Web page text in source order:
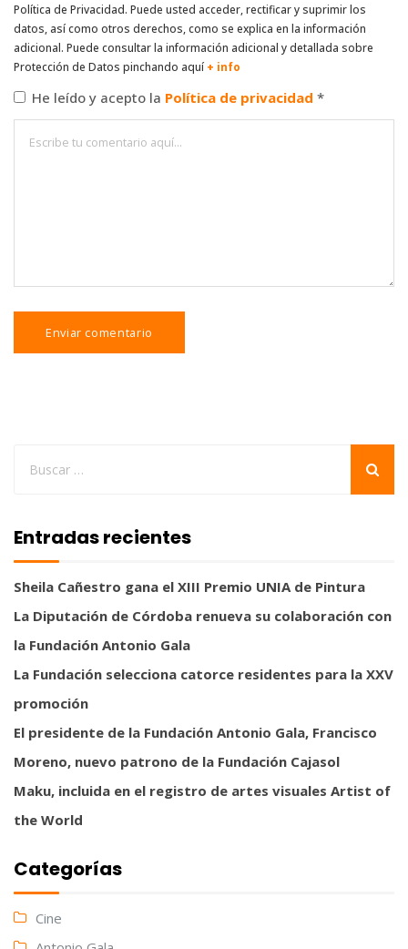
Política de Privacidad. Puede usted acceder, rectificar y suprimir los
datos, así como otros derechos, como se explica en la información
adicional. Puede consultar la información adicional y detallada sobre
Protección de Datos pinchando aquí + info
He leído y acepto la Política de privacidad *
Entradas recientes
Sheila Cañestro gana el XIII Premio UNIA de Pintura
La Diputación de Córdoba renueva su colaboración con
la Fundación Antonio Gala
La Fundación selecciona catorce residentes para la XXV
promoción
El presidente de la Fundación Antonio Gala, Francisco
Moreno, nuevo patrono de la Fundación Cajasol
Maku, incluida en el registro de artes visuales Artist of
the World
Categorías
Cine